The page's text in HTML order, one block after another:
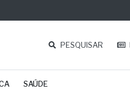
PESQUISAR
SAÚDE